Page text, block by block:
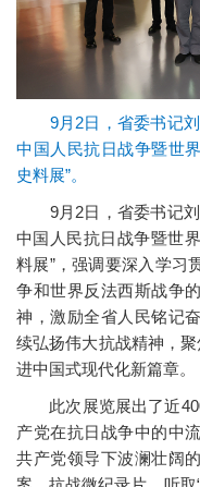
9月2日，省委书记
中国人民抗日战争暨世
史料展”。
9月2日，省委书记刘
中国人民抗日战争暨世
料展”，强调要深入学习
争和世界反法西斯战争
神，激励全省人民铭记
续弘扬伟大抗战精神，
进中国式现代化新篇章。
此次展览展出了近400
产党在抗日战争中的中
共产党领导下波澜壮阔